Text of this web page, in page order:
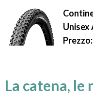
Unisex
Prezzo:
La catena, le